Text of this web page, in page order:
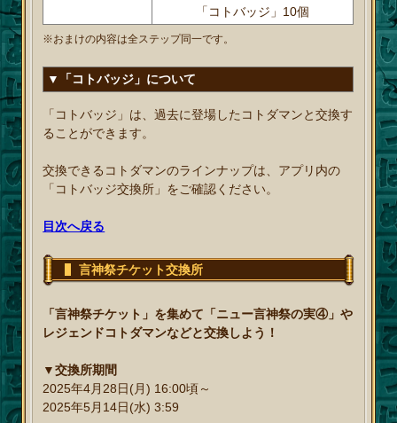
「コトバッジ」10個
※おまけの内容は全ステップ同一です。
▼「コトバッジ」について
「コトバッジ」は、過去に登場したコトダマンと交換す
ることができます。
交換できるコトダマンのラインナップは、アプリ内の
「コトバッジ交換所」をご確認ください。
目次へ戻る
言神祭チケット交換所
「言神祭チケット」を集めて「ニュー言神祭の実④」や
レジェンドコトダマンなどと交換しよう！
▼交換所期間
2025年4月28日(月) 16:00頃～
2025年5月14日(水) 3:59